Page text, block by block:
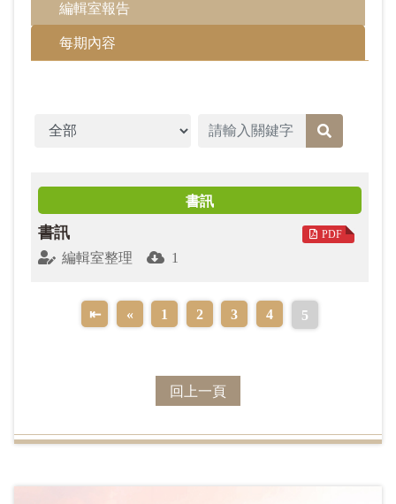
編輯室報告
每期內容
末，檢視今年，我們總共分享了431篇文章，其中，論
文67篇、藝文364則，還有特別製作的「我心中充滿感
海中，獲取無上法味，心開意解。
本期論文版「星雲大師人間佛教思想系列專題：三
富。香港中文大學人間佛教研究中心陳劍鍠教授論述
「三好運動」的倡導與影響，及其與政治關係的釋
證二者與改善個人命運之間的關聯。日本愛媛大學邢
文章分類
書訊
書訊 PDF
編輯室整理 1
⇤ « 1 2 3 4 5
回上一頁